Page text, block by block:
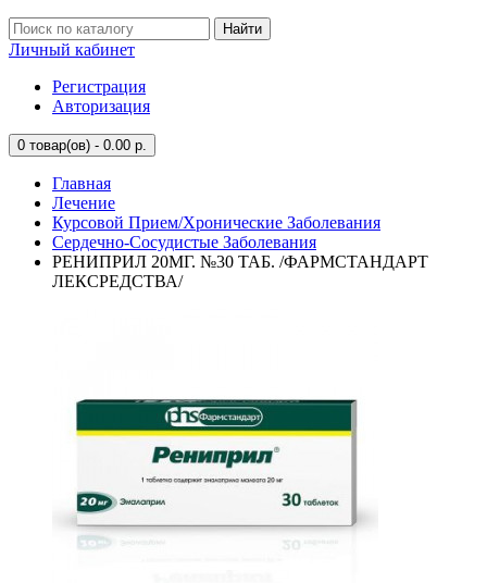
Найти
Личный кабинет
Регистрация
Авторизация
0 товар(ов) - 0.00 р.
Главная
Лечение
Курсовой Прием/Хронические Заболевания
Сердечно-Сосудистые Заболевания
РЕНИПРИЛ 20МГ. №30 ТАБ. /ФАРМСТАНДАРТ
ЛЕКСРЕДСТВА/